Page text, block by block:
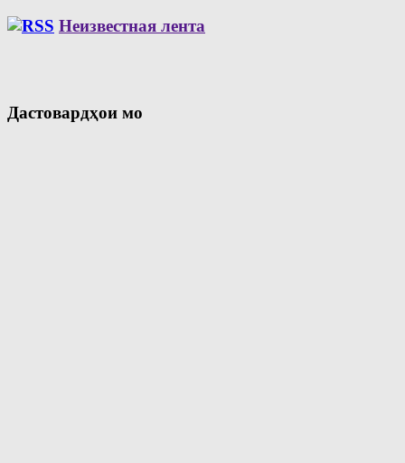
Неизвестная лента
Дастовардҳои мо